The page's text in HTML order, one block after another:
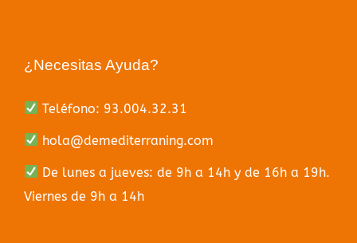
¿Necesitas Ayuda?
Teléfono: 93.004.32.31
hola@demediterraning.com
De lunes a jueves: de 9h a 14h y de 16h a 19h.
Viernes de 9h a 14h